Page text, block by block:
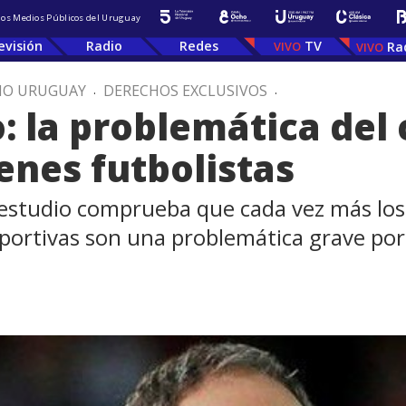
Medios Públicos del Uruguay
Radio Redes TV
URUGUAY . DERECHOS EXCLUSIVOS .
la problemática del
futbolistas
comprueba que cada vez más
son una problemática grave